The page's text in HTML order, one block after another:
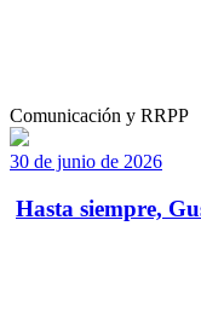
Comunicación y RRPP
30 de junio de 2026
Hasta siempre,